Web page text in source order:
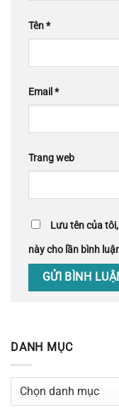
Tên*
Email *
Trang web
Lưu tên của
này cho lần bình
DANH MỤC
Danh